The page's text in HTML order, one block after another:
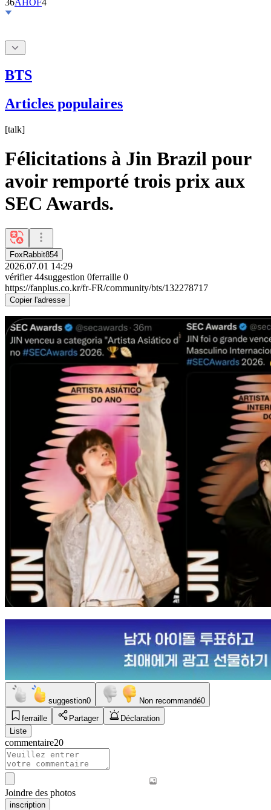
BTS
Articles populaires
[talk]
Félicitations à Jin Brazil pour
avoir remporté trois prix aux
SEC Awards.
FoxRabbit854
2026.07.01 14:29
vérifier 44suggestion 0ferraille 0
https://fanplus.co.kr/fr-FR/community/bts/132278717
Copier l'adresse
suggestion0 Non recommandé0
ferraille
Partager
Déclaration
Liste
commentaire20
Joindre des photos
inscription